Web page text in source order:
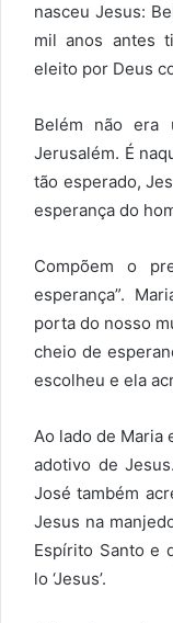
nasceu Jesus:
mil anos antes
eleito por Deus
Belém não era
Jerusalém. É
tão esperado,
esperança do
Compõem o
esperança”.
porta do nosso
cheio de
escolheu e ela
Ao lado de Maria
adotivo de
José também
Jesus na
Espírito Santo e
lo ‘Jesus’.